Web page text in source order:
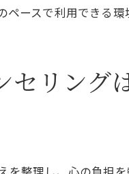
ースで利用できる環
セリング